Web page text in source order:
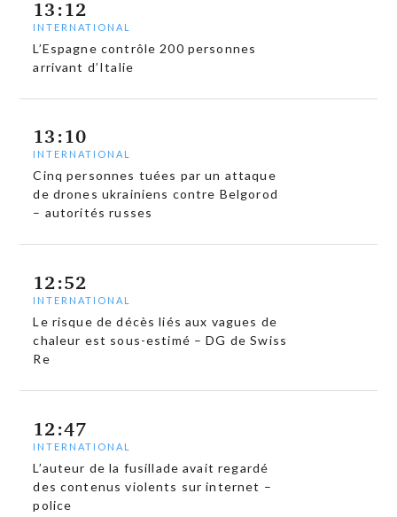
13:12
INTERNATIONAL
L’Espagne contrôle 200 personnes
arrivant d’Italie
13:10
INTERNATIONAL
Cinq personnes tuées par un attaque
de drones ukrainiens contre Belgorod
– autorités russes
12:52
INTERNATIONAL
Le risque de décès liés aux vagues de
chaleur est sous-estimé – DG de Swiss
Re
12:47
INTERNATIONAL
L’auteur de la fusillade avait regardé
des contenus violents sur internet –
police